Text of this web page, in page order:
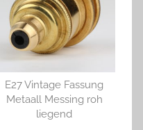
E27 Vintage Fassung
Metaall Messing roh
liegend